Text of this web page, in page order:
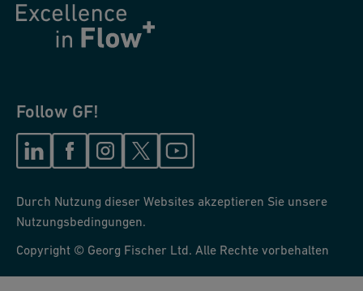
Follow GF!
Durch Nutzung dieser Websites akzeptieren Sie unsere
Nutzungsbedingungen.
Copyright © Georg Fischer Ltd. Alle Rechte vorbehalten